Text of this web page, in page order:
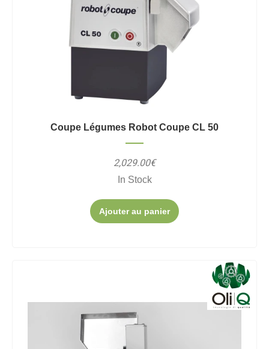
Coupe Légumes Robot Coupe CL 50
2,029.00€
In Stock
Ajouter au panier